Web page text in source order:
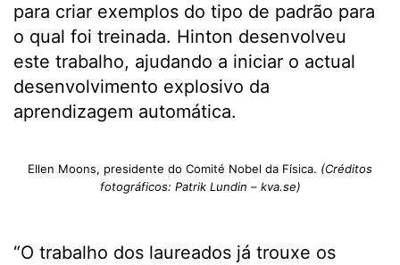
para criar exemplos do tipo de padrão para
o qual foi treinada. Hinton desenvolveu
este trabalho, ajudando a iniciar o actual
desenvolvimento explosivo da
aprendizagem automática.
Ellen Moons, presidente do Comité Nobel da Física. (Créditos
fotográficos: Patrik Lundin – kva.se)
“O trabalho dos laureados já trouxe os